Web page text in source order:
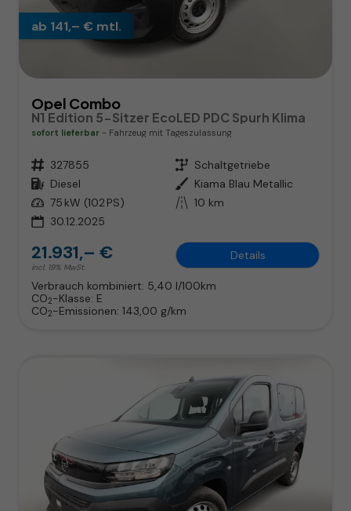
ab 141,– € mtl.
Opel Combo
N1 Edition 5-Sitzer EcoLED PDC Spurh Klima
sofort lieferbar Fahrzeug mit Tageszulassung
Fahrzeugnr. 327855 Getriebe Schaltgetriebe
Kraftstoff Diesel Außenfarbe Kiama Blau Metallic
Leistung 75 kW (102 PS) Kilometerstand 10 km
30.12.2025
21.931,– €
incl. 19% MwSt.
Details
Verbrauch kombiniert: 5,40 l/100km
CO2-Klasse: E
CO2-Emissionen: 143,00 g/km